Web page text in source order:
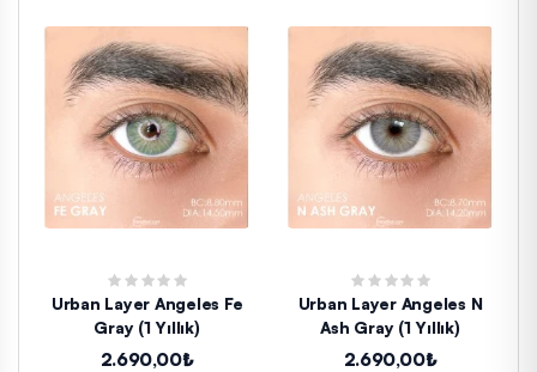
Urban Layer Angeles Fe
Gray (1 Yıllık)
2.690,00₺
Urban Layer Angeles N
Ash Gray (1 Yıllık)
2.690,00₺